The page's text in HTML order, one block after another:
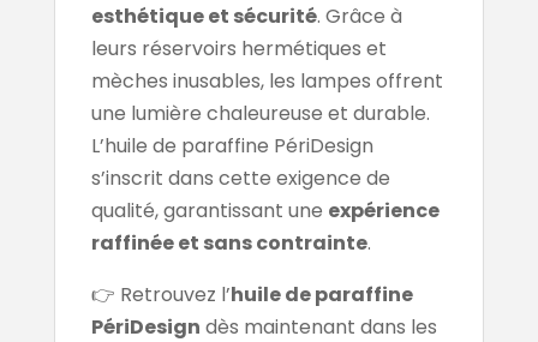
esthétique et sécurité. Grâce à
leurs réservoirs hermétiques et
mèches inusables, les lampes offrent
une lumière chaleureuse et durable.
L’huile de paraffine PériDesign
s’inscrit dans cette exigence de
qualité, garantissant une expérience
raffinée et sans contrainte.
👉 Retrouvez l’huile de paraffine
PériDesign dès maintenant dans les